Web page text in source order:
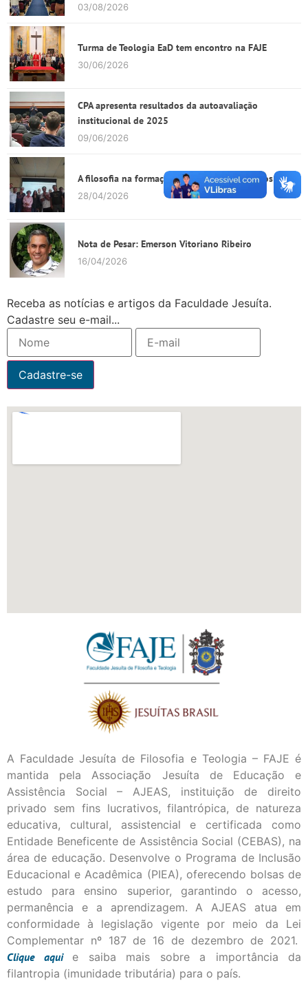
03/08/2026
Turma de Teologia EaD tem encontro na FAJE
30/06/2026
CPA apresenta resultados da autoavaliação
institucional de 2025
09/06/2026
A filosofia na formação de sujeitos autônomos
28/04/2026
Nota de Pesar: Emerson Vitoriano Ribeiro
16/04/2026
Receba as notícias e artigos da Faculdade Jesuíta.
Cadastre seu e-mail...
A Faculdade Jesuíta de Filosofia e Teologia – FAJE é
mantida pela Associação Jesuíta de Educação e
Assistência Social – AJEAS, instituição de direito
privado sem fins lucrativos, filantrópica, de natureza
educativa, cultural, assistencial e certificada como
Entidade Beneficente de Assistência Social (CEBAS), na
área de educação. Desenvolve o Programa de Inclusão
Educacional e Acadêmica (PIEA), oferecendo bolsas de
estudo para ensino superior, garantindo o acesso,
permanência e a aprendizagem. A AJEAS atua em
conformidade à legislação vigente por meio da Lei
Complementar nº 187 de 16 de dezembro de 2021.
Cliqueaqui
e saiba mais sobre a importância da
filantropia (imunidade tributária) para o país.